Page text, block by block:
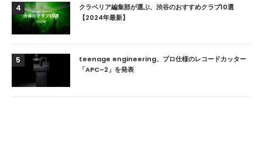
4
クラベリア編集部が選ぶ、渋谷のおすすめクラブ10選
【2024年最新】
5
teenage engineering、プロ仕様のレコードカッター
「APC–2」を発表